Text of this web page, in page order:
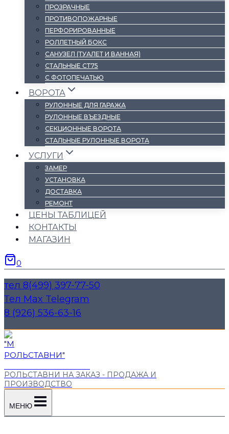
ПРОЗРАЧНЫЕ
ПРОТИВОПОЖАРНЫЕ
ПЕРФОРИРОВАННЫЕ
РОЛЛЕТНЫЙ БОКС
САНУЗЕЛ (ТУАЛЕТ И ВАННАЯ)
СТАЛЬНЫЕ СТ75
С ФОТОПЕЧАТЬЮ
ВОРОТА
РУЛОННЫЕ ДЛЯ ГАРАЖА
РУЛОННЫЕ ВЪЕЗДНЫЕ
СЕКЦИОННЫЕ ВОРОТА
СТАЛЬНЫЕ РУЛОННЫЕ ВОРОТА
УСЛУГИ
ЗАМЕР
УСТАНОВКА
ДОСТАВКА
РЕМОНТ
ЦЕНЫ ТАБЛИЦЕЙ
КОНТАКТЫ
МАГАЗИН
0
тел 8(499) 397-77-50
Тел Max Telegram
8 (926) 536-63-16
РОЛЬСТАВНИ НА ЗАКАЗ - ПРОДАЖА И
ПРОИЗВОДСТВО
МЕНЮ